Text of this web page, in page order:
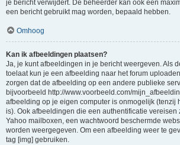
je bericht verwijdert. De beheerder kan ook een
een bericht gebruikt mag worden, bepaald hebben.
Omhoog
Kan ik afbeeldingen plaatsen?
Ja, je kunt afbeeldingen in je bericht weergeven. Als
toelaat kun je een afbeelding naar het forum
zorgen dat de afbeelding op een andere publieke
bijvoorbeeld http://www.voorbeeld.com/
afbeelding op je eigen computer is onmogelijk (tenzij
is). Ook afbeeldingen die een authentificatie vereisen
Yahoo mailboxen, een wachtwoord beschermde
worden weergegeven. Om een afbeelding weer te
tag [img] gebruiken.